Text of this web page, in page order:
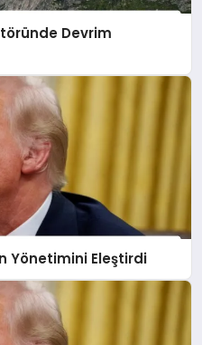
Devrim
Yönetimini Eleştirdi